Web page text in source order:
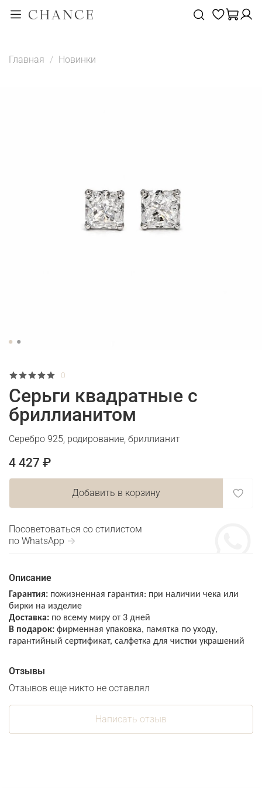
Главная Новинки
0
Серьги квадратные с
бриллианитом
Серебро 925, родирование, бриллианит
4 427 ₽
Добавить в корзину
Посоветоваться со стилистом
по WhatsApp →
Описание
Гарантия: пожизненная гарантия: при наличии чека или
бирки на изделие
Доставка: по всему миру от 3 дней
В подарок: фирменная упаковка, памятка по уходу,
гарантийный сертификат, салфетка для чистки украшений
Отзывы
Отзывов еще никто не оставлял
Написать отзыв